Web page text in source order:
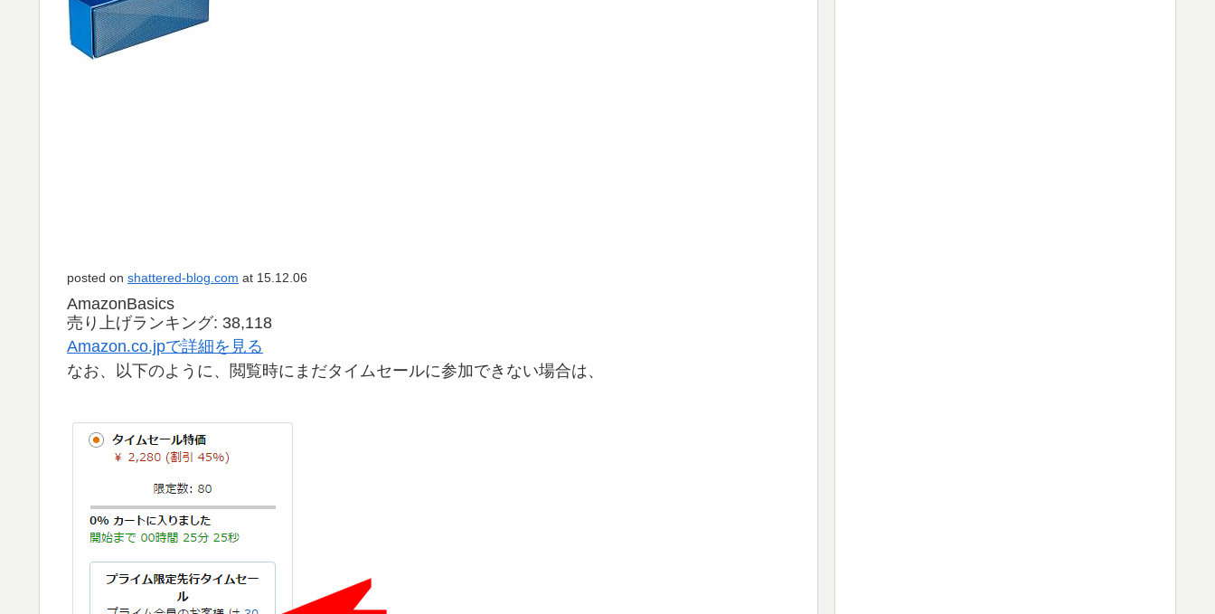
posted on shattered-blog.com at 15.12.06
AmazonBasics
売り上げランキング: 38,118
Amazon.co.jpで詳細を見る
なお、以下のように、閲覧時にまだタイムセールに参加できない場合は、